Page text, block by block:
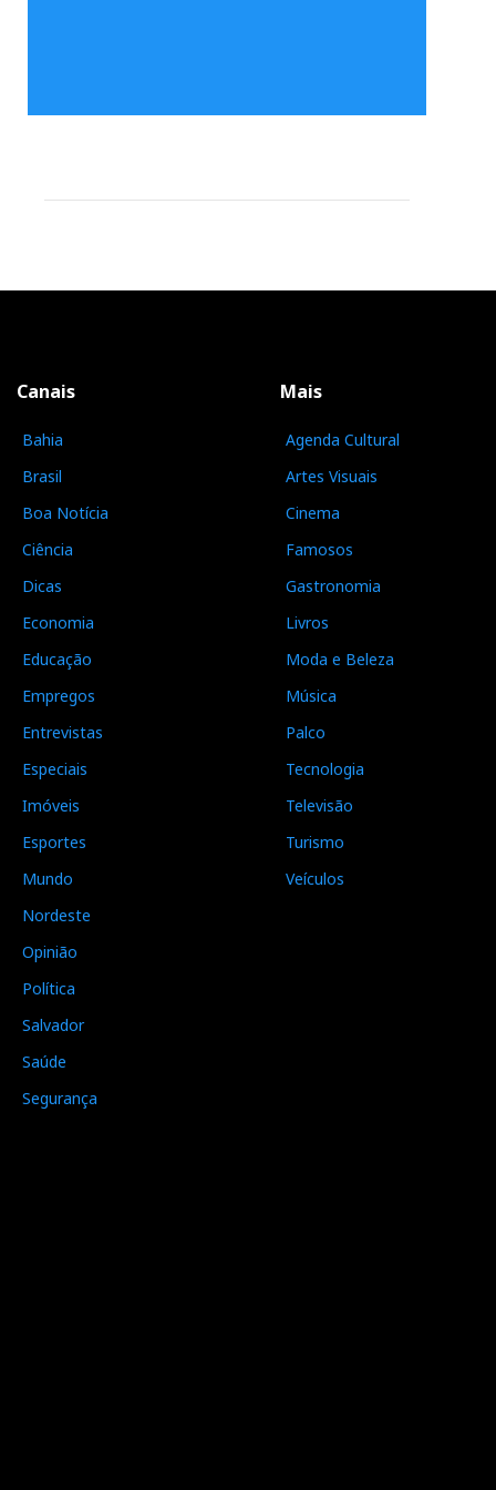
Canais
Bahia
Brasil
Boa Notícia
Ciência
Dicas
Economia
Educação
Empregos
Entrevistas
Especiais
Imóveis
Esportes
Mundo
Nordeste
Opinião
Política
Salvador
Saúde
Segurança
Mais
Agenda Cultural
Artes Visuais
Cinema
Famosos
Gastronomia
Livros
Moda e Beleza
Música
Palco
Tecnologia
Televisão
Turismo
Veículos